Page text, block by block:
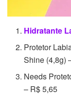
Hidratante
Protetor
Shine (4,8g)
Needs
– R$ 5,65